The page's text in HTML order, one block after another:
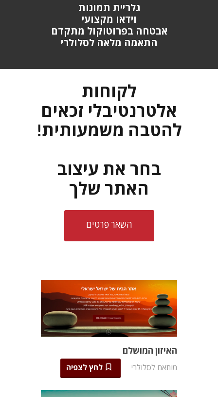
גלריית תמונות
וידאו מקצועי
אבטחה בפרוטוקול מתקדם
התאמה מלאה לסלולרי
לקוחות
אלטרנטיבלי זכאים
להטבה משמעותית!
בחר את עיצוב
האתר שלך
השאר פרטים
האיזון המושלם
מותאם לסלולרי לחץ לצפיה